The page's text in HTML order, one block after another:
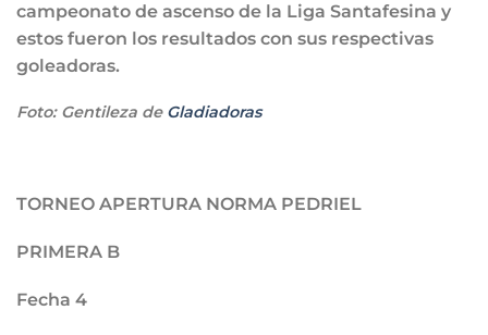
campeonato de ascenso de la Liga Santafesina y
estos fueron los resultados con sus respectivas
goleadoras.
Foto: Gentileza de Gladiadoras
TORNEO APERTURA NORMA PEDRIEL
PRIMERA B
Fecha 4